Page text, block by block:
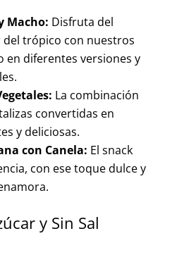
Macho: Disfruta del
trópico con nuestros
en diferentes versiones y
La combinación
convertidas en
y deliciosas.
con Canela: El snack
con ese toque dulce y
y Sin Sal